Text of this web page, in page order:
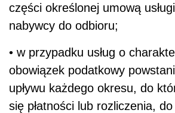
części określonej umową usługi
nabywcy do odbioru;
• w przypadku usług o
obowiązek podatkowy
upływu każdego okresu, do
się płatności lub rozliczenia,